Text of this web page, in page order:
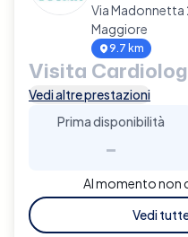
Via
Maggiore
9.7 km
Visita
Vedi altre prestazioni
Prima disponibilità
-
Al momento non
Vedi